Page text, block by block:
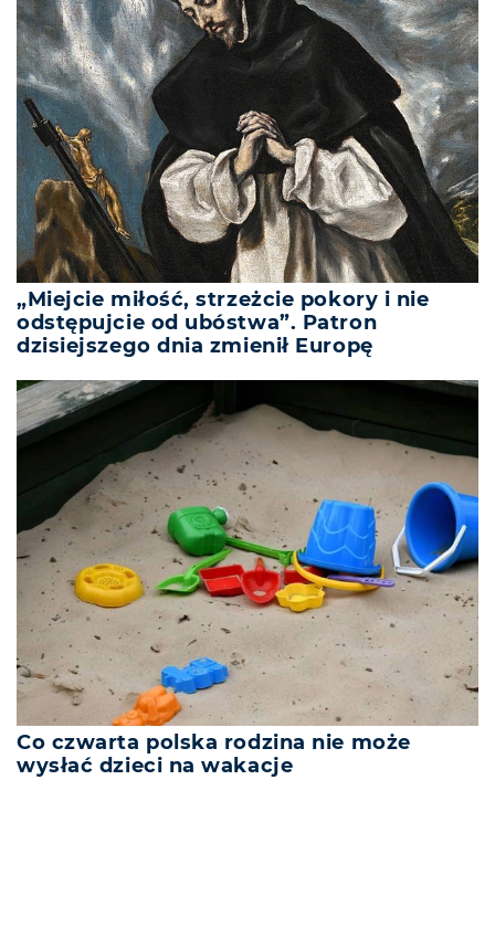
„Miejcie miłość, strzeżcie pokory i nie
odstępujcie od ubóstwa”. Patron
dzisiejszego dnia zmienił Europę
Co czwarta polska rodzina nie może
wysłać dzieci na wakacje